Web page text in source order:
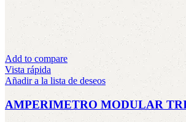
Add to compare
Vista rápida
Añadir a la lista de deseos
AMPERIMETRO MODULAR